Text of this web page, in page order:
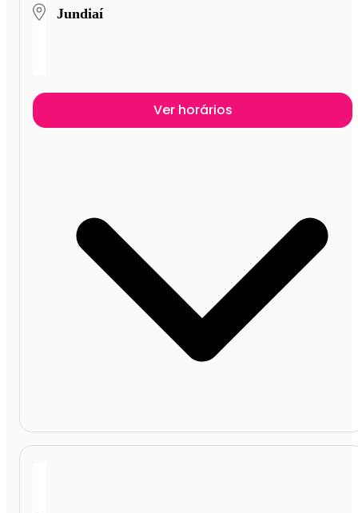
Jundiaí
Ver horários